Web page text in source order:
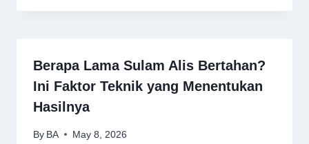
Berapa Lama Sulam Alis Bertahan?
Ini Faktor Teknik yang Menentukan
Hasilnya
By BA May 8, 2026